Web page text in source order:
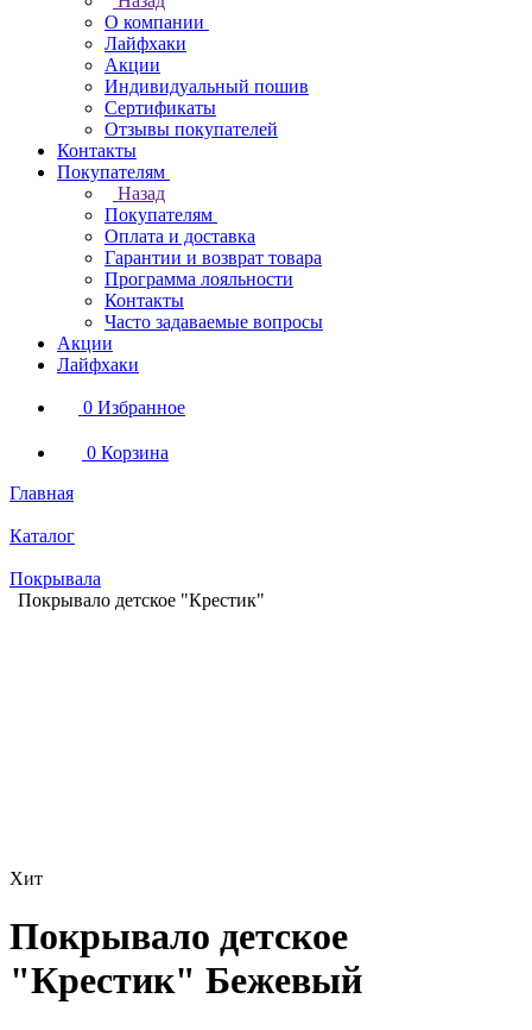
О компании
Лайфхаки
Акции
Индивидуальный пошив
Сертификаты
Отзывы покупателей
Контакты
Покупателям
Назад
Покупателям
Оплата и доставка
Гарантии и возврат товара
Программа лояльности
Контакты
Часто задаваемые вопросы
Акции
Лайфхаки
0 Избранное
0 Корзина
Главная
Каталог
Покрывала
Покрывало детское "Крестик"
Хит
Покрывало детское
"Крестик" Бежевый